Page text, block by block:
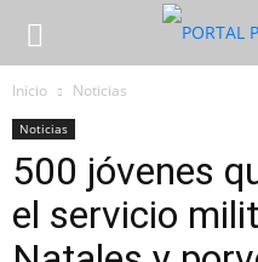
Inicio Noticias
Noticias
500 jóvenes
el servicio